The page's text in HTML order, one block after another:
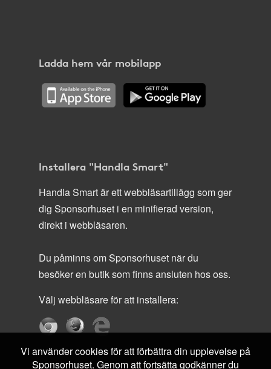
Ladda hem vår mobilapp
Installera "Handla Smart"
Handla Smart är ett webbläsartillägg som ger
dig Sponsorhuset i en minifierad version,
direkt i webbläsaren.
Du påminns om Sponsorhuset när du
besöker en butik som finns ansluten hos oss.
Välj webbläsare för att installera:
Vi använder cookies för att förbättra din upplevelse på
Sponsorhuset. Genom att fortsätta godkänner du